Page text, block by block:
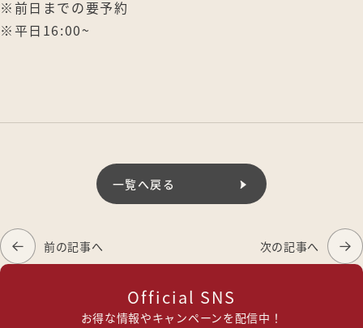
※前日までの要予約
※平日16:00~
前の記事へ
一覧へ戻る
次の記事へ
Official SNS
お得な情報やキャンペーンを配信中！